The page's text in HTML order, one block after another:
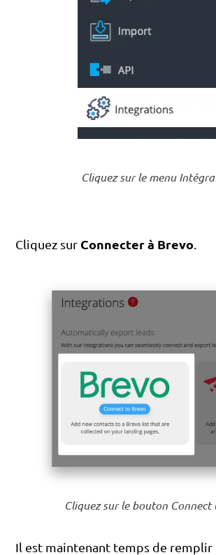
Cliquez sur le menu
Cliquez sur Connecter à Brevo
Cliquez sur le bouton Connect
Il est maintenant temps de